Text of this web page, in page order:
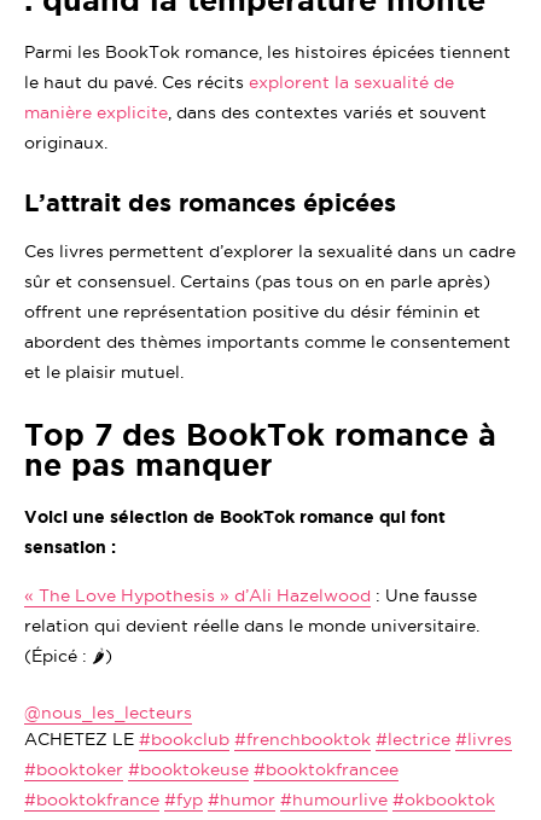
Parmi les BookTok romance, les histoires épicées tiennent
le haut du pavé. Ces récits explorent la sexualité de
manière explicite , dans des contextes variés et souvent
originaux.
L’attrait des romances épicées
Ces livres permettent d’explorer la sexualité dans un cadre
sûr et consensuel. Certains (pas tous on en parle après)
offrent une représentation positive du désir féminin et
abordent des thèmes importants comme le consentement
et le plaisir mutuel.
Top 7 des BookTok romance à
ne pas manquer
Voici une sélection de BookTok romance qui font
sensation :
« The Love Hypothesis » d’Ali Hazelwood : Une fausse
relation qui devient réelle dans le monde universitaire.
(Épicé : 🌶️)
@nous_les_lecteurs
ACHETEZ LE #bookclub #frenchbooktok #lectrice #livres
#booktoker #booktokeuse #booktokfrancee
#booktokfrance #fyp #humor #humourlive #okbooktok